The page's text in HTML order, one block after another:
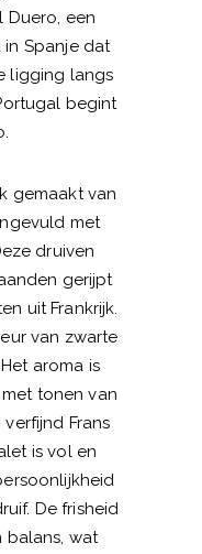
Duero, een
Spanje dat
ligging langs
begint
gemaakt van
met
druiven
gerijpt
uit Frankrijk.
van zwarte
aroma is
tonen van
Frans
is vol en
De frisheid
balans, wat